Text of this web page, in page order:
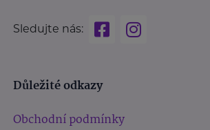
Sledujte nás:
Důležité odkazy
Obchodní podmínky